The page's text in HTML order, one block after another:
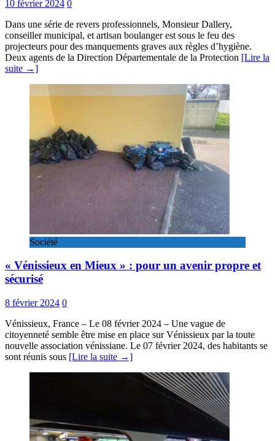
10 février 2024 0
Dans une série de revers professionnels, Monsieur Dallery,
conseiller municipal, et artisan boulanger est sous le feu des
projecteurs pour des manquements graves aux règles d’hygiène.
Deux agents de la Direction Départementale de la Protection [Lire la
suite →]
Société
« Vénissieux en Mieux » : pour un avenir propre et
sécurisé
8 février 2024 0
Vénissieux, France – Le 08 février 2024 – Une vague de
citoyenneté semble être mise en place sur Vénissieux par la toute
nouvelle association vénissiane. Le 07 février 2024, des habitants se
sont réunis sous [Lire la suite →]